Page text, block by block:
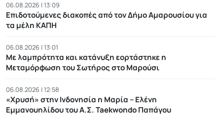
06.08.2026 | 13:09
Επιδοτούμενες διακοπές από τον Δήμο Αμαρουσίου για
τα μέλη ΚΑΠΗ
06.08.2026 | 13:01
Με λαμπρότητα και κατάνυξη εορτάστηκε η
Μεταμόρφωση του Σωτήρος στο Μαρούσι
06.08.2026 | 12:58
«Χρυσή» στην Ινδονησία η Μαρία – Ελένη
Εμμανουηλίδου του Α.Σ. Taekwondo Παπάγου